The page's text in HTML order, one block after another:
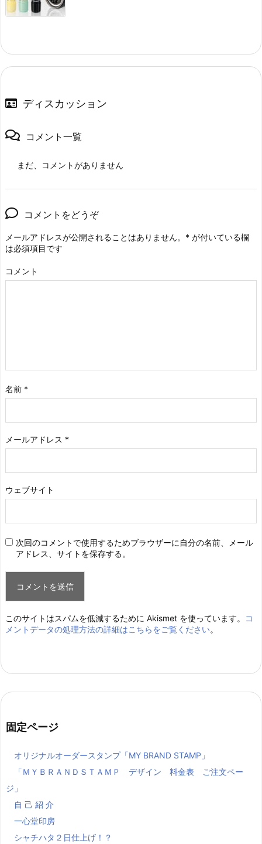
ディスカッション
コメント一覧
まだ、コメントがありません
コメントをどうぞ
メールアドレスが公開されることはありません。 * が付いている欄
は必須項目です
コメント
名前 *
メールアドレス *
ウェブサイト
次回のコメントで使用するためブラウザーに自分の名前、メール
アドレス、サイトを保存する。
このサイトはスパムを低減するために Akismet を使っています。
コ
メントデータの処理方法の詳細はこちらをご覧ください。
固定ページ
オリジナルオーダースタンプ「MY BRAND STAMP」
「ＭＹＢＲＡＮＤＳＴＡＭＰ デザイン 料金表 ご注文ペー
ジ」
自 己 紹 介
一心堂印房
シャチハタ２日仕上げ！？